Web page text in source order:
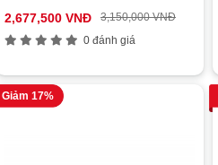
2,677,500 VNĐ
3,150,000 VNĐ
0 đánh giá
Giảm 17%